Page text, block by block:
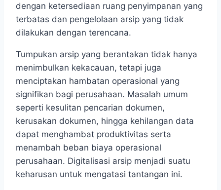
dengan ketersediaan ruang penyimpanan yang
terbatas dan pengelolaan arsip yang tidak
dilakukan dengan terencana.
Tumpukan arsip yang berantakan tidak hanya
menimbulkan kekacauan, tetapi juga
menciptakan hambatan operasional yang
signifikan bagi perusahaan. Masalah umum
seperti kesulitan pencarian dokumen,
kerusakan dokumen, hingga kehilangan data
dapat menghambat produktivitas serta
menambah beban biaya operasional
perusahaan. Digitalisasi arsip menjadi suatu
keharusan untuk mengatasi tantangan ini.